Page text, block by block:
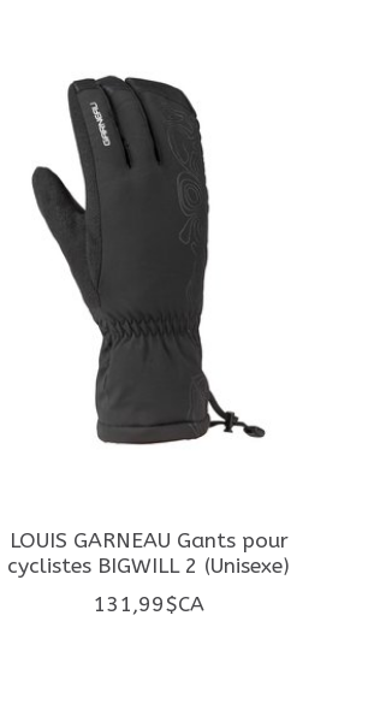
LOUIS GARNEAU Gants pour
cyclistes BIGWILL 2 (Unisexe)
131,99$CA